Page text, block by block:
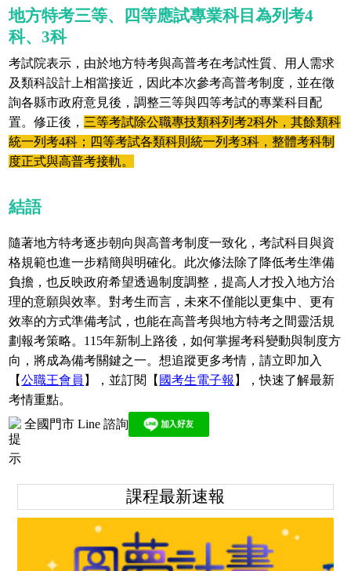
課程最新速報
地方特考三等、四等應試專業科目為列考4
科、3科
考試院表示，由於地方特考與高普考在考試性質、用人需求
及類科設計上相當接近，因此本次參考高普考制度，並在徵
詢各縣市政府意見後，調整三等與四等考試的專業科目配
置。修正後， 三等考試除公職專技類科列考2科外，其餘類科
統一列考4科；四等考試各類科則統一列考3科，整體考科制
度正式與高普考接軌。
結語
隨著地方特考逐步朝向與高普考制度一致化，考試科目與資
格規範也進一步精簡與明確化。此次修法除了降低考生準備
負擔，也反映政府希望透過制度調整，提高人才投入地方治
理的意願與效率。對考生而言，未來不僅能以更集中、更有
效率的方式準備考試，也能在高普考與地方特考之間靈活規
劃報考策略。115年新制上路後，如何掌握考科變動與制度方
向，將成為備考關鍵之一。想追蹤更多考情，請立即加入
【公職王會員 】，並訂閱【 國考生電子報 】，快速了解最新
考情重點。
全國門市 Line 諮詢